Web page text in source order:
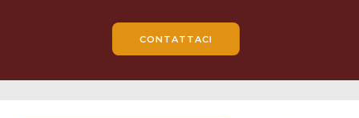
CONTATTACI